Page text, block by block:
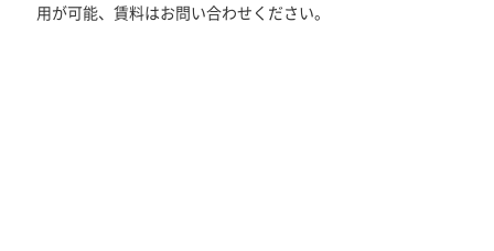
用が可能、賃料はお問い合わせください。